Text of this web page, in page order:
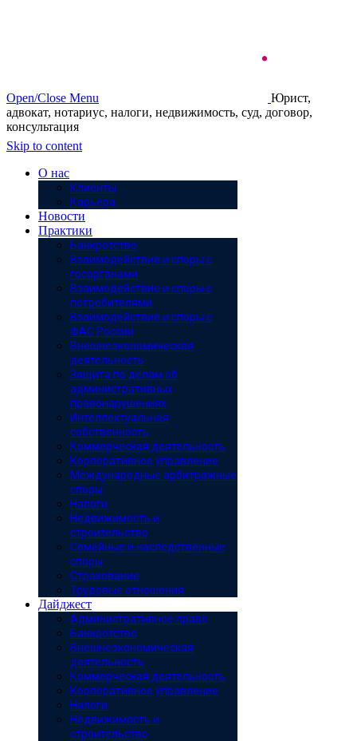
Open/Close Menu
Юрист,
адвокат, нотариус, налоги, недвижимость, суд, договор,
консультация
Skip to content
О нас
Клиенты
Карьера
Новости
Практики
Банкротство
Взаимодействие и споры с
госорганами
Взаимодействие и споры с
потребителями
Взаимодействие и споры с
ФАС России
Внешнеэкономическая
деятельность
Защита по делам об
административных
правонарушениях
Интеллектуальная
собственность
Коммерческая деятельность
Корпоративное управление
Международные арбитражные
споры
Налоги
Недвижимость и
строительство
Семейные и наследственные
споры
Страхование
Трудовые отношения
Дайджест
Административное право
Банкротство
Внешнеэкономическая
деятельность
Коммерческая деятельность
Корпоративное управление
Налоги
Недвижимость и
строительство